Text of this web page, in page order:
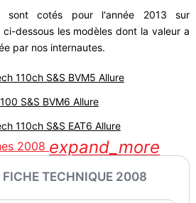
cotés pour l'année 2013 sur
dessous les modèles dont la valeur a
par nos internautes.
110ch S&S BVM5 Allure
S&S BVM6 Allure
110ch S&S EAT6 Allure
2008 expand_more
FICHE TECHNIQUE 2008